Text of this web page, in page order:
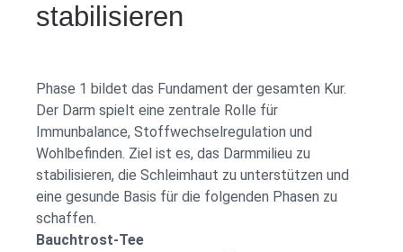
stabilisieren
Phase 1 bildet das Fundament der gesamten Kur.
Der Darm spielt eine zentrale Rolle für
Immunbalance, Stoffwechselregulation und
Wohlbefinden. Ziel ist es, das Darmmilieu zu
stabilisieren, die Schleimhaut zu unterstützen und
eine gesunde Basis für die folgenden Phasen zu
schaffen.
Bauchtrost-Tee